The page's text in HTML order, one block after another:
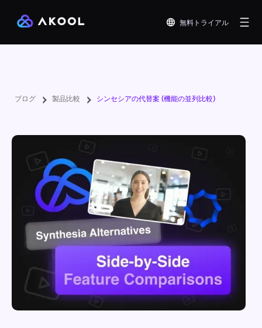
無料トライアル
ブログ 製品比較 シンセシアの代替案 (機能の並列比較)